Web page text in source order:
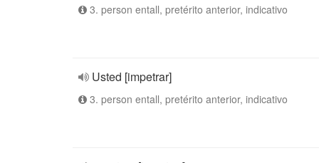
3. person entall, pretérito anterior, indicativo
Usted [impetrar]
3. person entall, pretérito anterior, indicativo